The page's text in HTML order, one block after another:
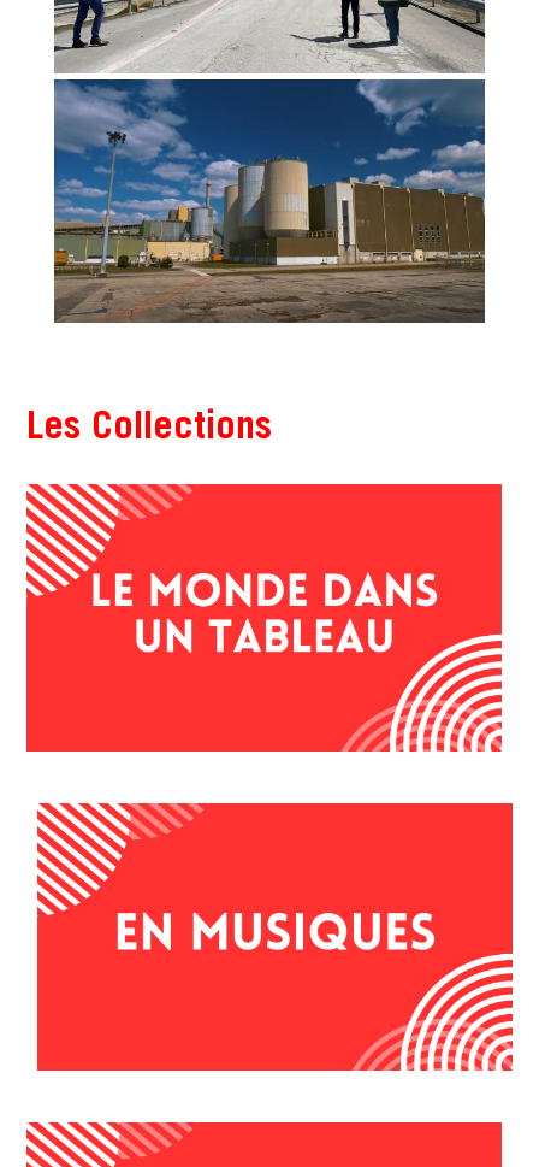
Les Collections